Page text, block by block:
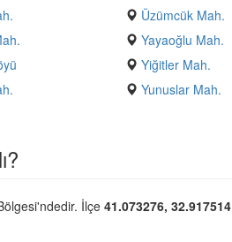
Üzümcük Mah.
Yayaoğlu Mah.
Yiğitler Mah.
Yunuslar Mah.
İlçe 41.073276, 32.917514